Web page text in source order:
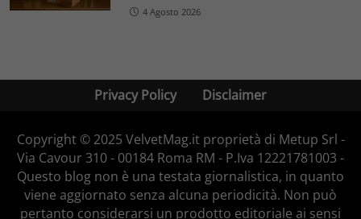
4 Agosto 2026
Privacy Policy Disclaimer
Copyright © 2025 VelvetMag.it proprietà di Metup Srl -
Via Cavour 310 - 00184 Roma RM - P.Iva 12221781003 -
Questo blog non è una testata giornalistica, in quanto
viene aggiornato senza alcuna periodicità. Non può
pertanto considerarsi un prodotto editoriale ai sensi